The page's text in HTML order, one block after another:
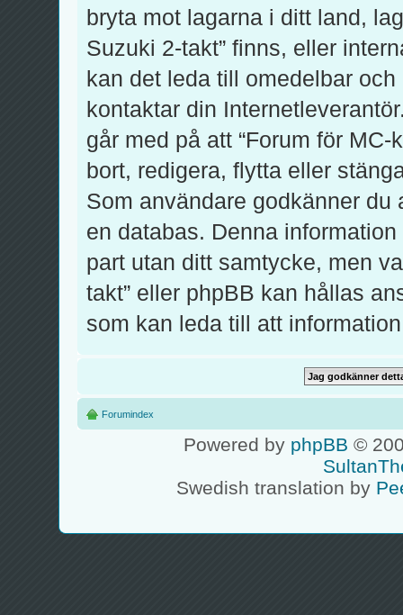
bryta mot lagarna i ditt land,
Suzuki 2-takt” finns, eller
kan det leda till omedelbar
kontaktar din
går med på att “Forum för
bort, redigera, flytta eller
Som användare godkänner
en databas. Denna
part utan ditt samtycke, men
takt” eller phpBB kan hållas
som kan leda till att
Forumindex
Powered by phpBB ©
Swedish translation by